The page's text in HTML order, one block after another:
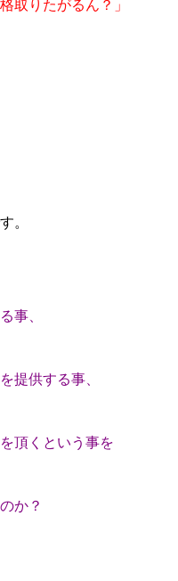
取りたがるん？」
。
事、
提供する事、
頂くという事を
か？